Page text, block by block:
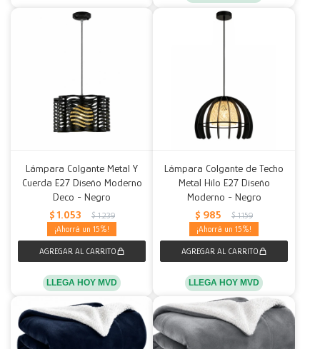
Lámpara Colgante Metal Y
Cuerda E27 Diseño Moderno
Deco - Negro
$ 1.053 $ 1.239
15
LLEGA HOY MVD
Lámpara Colgante de Techo
Metal Hilo E27 Diseño
Moderno - Negro
$ 985 $ 1.159
15
LLEGA HOY MVD